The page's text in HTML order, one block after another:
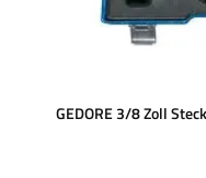
GEDORE 3/8 Zoll